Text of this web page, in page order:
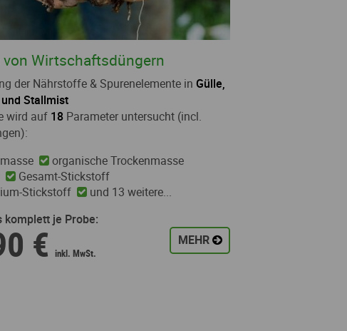
von Wirtschaftsdüngern
der Nährstoffe & Spurenelemente inGülle,
Stallmist
wird auf 18 Parameter untersucht (incl.
organische Trockenmasse
Gesamt-Stickstoff
Stickstoff
und 13 weitere...
komplett je Probe:
€ MEHR